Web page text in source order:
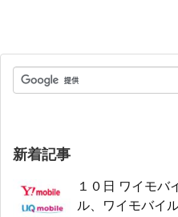
新着記事
１０日 ワイモバ
ル、ワイモバイ